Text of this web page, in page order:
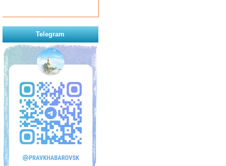
Telegram